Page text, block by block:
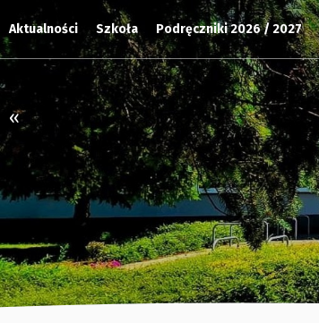
«
Aktualności Szkoła Podręczniki 2026 / 2027